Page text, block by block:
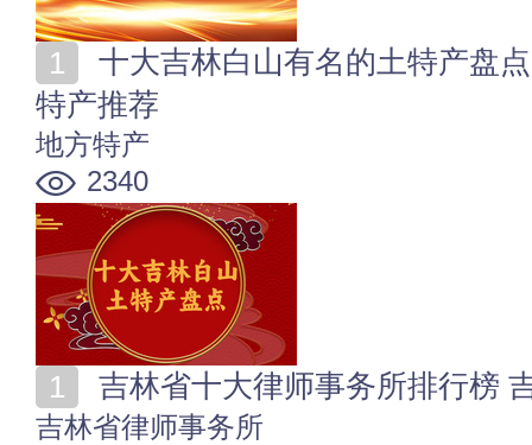
特产推荐
地方特产
2340
吉林省十大律师事务所排行榜
吉林省律师事务所